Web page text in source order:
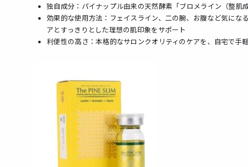
独自成分：パイナップル由来の天然酵素「ブロメライン（整肌
効果的な使用方法：フェイスライン、二の腕、お腹など気に
アとすっきりとした理想の肌印象をサポート
利便性の高さ：本格的なサロンクオリティのケアを、自宅で手